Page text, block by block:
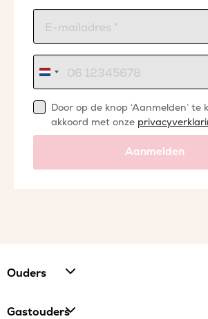
Nederland
+31
Door op de knop ‘Aanmelden’ te
akkoord met onze
Aanmelden
Ouders
Gastouders